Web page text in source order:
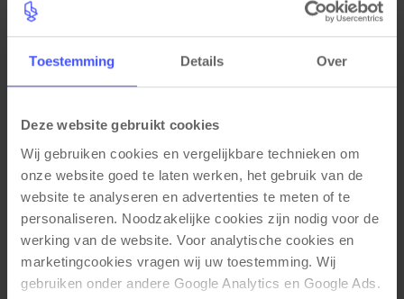
Toestemming Details Over
Deze website gebruikt cookies
Wij gebruiken cookies en vergelijkbare technieken om
onze website goed te laten werken, het gebruik van de
website te analyseren en advertenties te meten of te
personaliseren. Noodzakelijke cookies zijn nodig voor de
werking van de website. Voor analytische cookies en
marketingcookies vragen wij uw toestemming. Wij
gebruiken onder andere Google Analytics en Google Ads.
Functionele eigenschappen
Zeer stil (48 decibel geluid bij verstellen)
Snel op hoogte en automatische hoogte
Anti collision (bots beveiliging) met 3 standen
Stroom en oververhitting beveiliging
Gerelateerde producten